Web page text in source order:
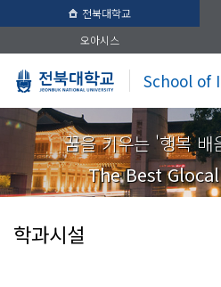
전북대학교
오아시스
School of
꿈을 키우는 '행복 배
The Best
학과시설